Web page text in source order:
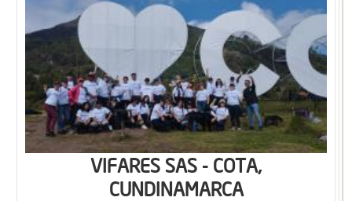
VIFARES SAS - COTA,
CUNDINAMARCA